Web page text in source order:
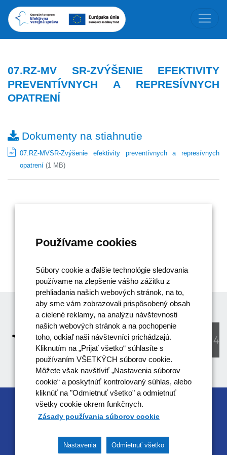
07.RZ-MV SR-ZVÝŠENIE EFEKTIVITY
PREVENTÍVNYCH A REPRESÍVNYCH
OPATRENÍ
Dokumenty na stiahnutie
07.RZ-MVSR-Zvýšenie efektivity preventívnych a represívnych
opatrení (1 MB)
RIADIACIM ORGÁNOM OPERAČNÉHO
PROGRAMU EFEKTÍVNA VEREJNÁ SPRÁVA JE
Tento projekt je podporený z Európskeho sociálneho
Používame cookies
Súbory cookie a ďalšie technológie sledovania
používame na zlepšenie vášho zážitku z
prehliadania našich webových stránok, na to,
aby sme vám zobrazovali prispôsobený obsah
a cielené reklamy, na analýzu návštevnosti
našich webových stránok a na pochopenie
toho, odkiaľ naši návštevníci prichádzajú.
Kliknutím na „Prijať všetko“ súhlasíte s
používaním VŠETKÝCH súborov cookie.
Môžete však navštíviť „Nastavenia súborov
cookie“ a poskytnúť kontrolovaný súhlas, alebo
kliknúť na "Odmietnuť všetko" a odmietnuť
všetky cookie okrem funkčnych.
Zásady používania súborov cookie
Nastavenia Odmietnuť všetko